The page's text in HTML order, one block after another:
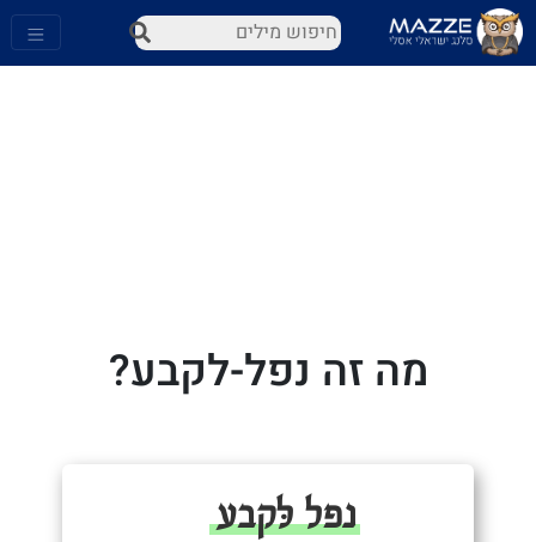
מה זה נפל-לקבע?
נפל לּקבע